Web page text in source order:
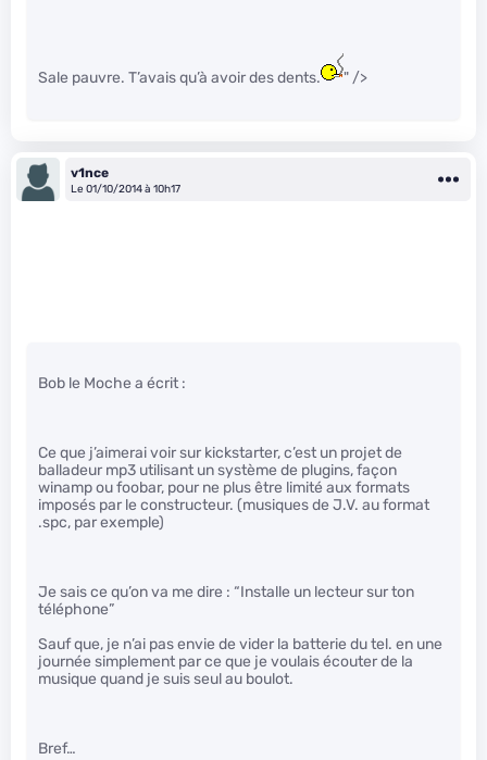
Sale pauvre. T’avais qu’à avoir des dents. " />
v1nce
Le 01/10/2014 à 10h17
Bob le Moche a écrit :
Ce que j’aimerai voir sur kickstarter, c’est un projet de
balladeur mp3 utilisant un système de plugins, façon
winamp ou foobar, pour ne plus être limité aux formats
imposés par le constructeur. (musiques de J.V. au format
.spc, par exemple)
Je sais ce qu’on va me dire : “Installe un lecteur sur ton
téléphone”
Sauf que, je n’ai pas envie de vider la batterie du tel. en une
journée simplement par ce que je voulais écouter de la
musique quand je suis seul au boulot.
Bref…